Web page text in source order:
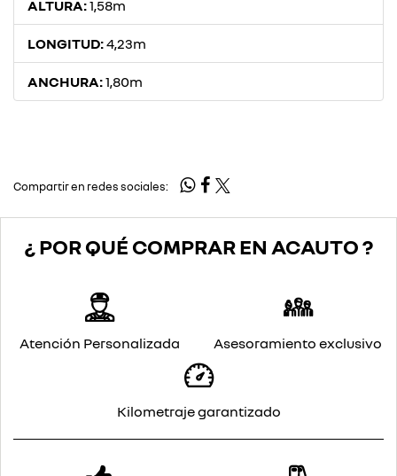
ALTURA:1,58m
LONGITUD:4,23m
ANCHURA:1,80m
Compartir en redes sociales:
¿ POR QUÉ COMPRAR EN ACAUTO ?
Atención Personalizada Asesoramiento exclusivo
Kilometraje garantizado